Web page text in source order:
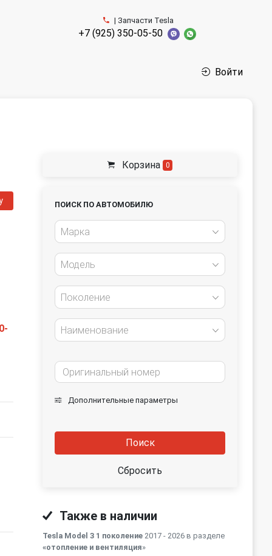
| Запчасти Tesla
+7 (925) 350-05-50
Войти
Корзина 0
ПОИСК ПО АВТОМОБИЛЮ
Марка
Модель
Поколение
Наименование
Дополнительные параметры
Поиск
Сбросить
Также в наличии
Tesla Model 3 1 поколение 2017 - 2026 в разделе
«отопление и вентиляция»